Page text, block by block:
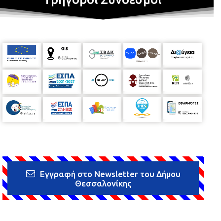
Εγγραφή στο Newsletter του Δήμου
Θεσσαλονίκης